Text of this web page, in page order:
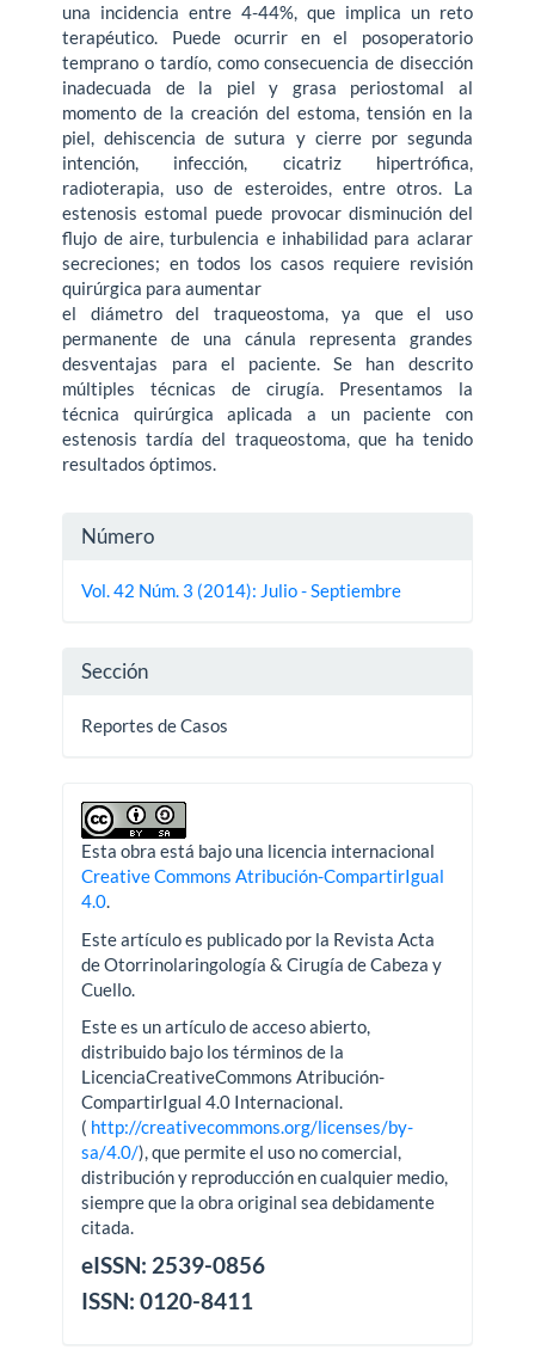
una incidencia entre 4-44%, que implica un reto
terapéutico. Puede ocurrir en el posoperatorio
temprano o tardío, como consecuencia de disección
inadecuada de la piel y grasa periostomal al
momento de la creación del estoma, tensión en la
piel, dehiscencia de sutura y cierre por segunda
intención, infección, cicatriz hipertrófica,
radioterapia, uso de esteroides, entre otros. La
estenosis estomal puede provocar disminución del
flujo de aire, turbulencia e inhabilidad para aclarar
secreciones; en todos los casos requiere revisión
quirúrgica para aumentar
el diámetro del traqueostoma, ya que el uso
permanente de una cánula representa grandes
desventajas para el paciente. Se han descrito
múltiples técnicas de cirugía. Presentamos la
técnica quirúrgica aplicada a un paciente con
estenosis tardía del traqueostoma, que ha tenido
resultados óptimos.
Detalles
del
Número
Vol. 42 Núm. 3 (2014): Julio - Septiembre
Sección
Reportes de Casos
Esta obra está bajo una licencia internacional
Creative Commons Atribución-CompartirIgual
4.0.
Este artículo es publicado por la Revista Acta
de Otorrinolaringología & Cirugía de Cabeza y
Cuello.
Este es un artículo de acceso abierto,
distribuido bajo los términos de la
LicenciaCreativeCommons Atribución-
CompartirIgual 4.0 Internacional.
( http://creativecommons.org/licenses/by-
sa/4.0/), que permite el uso no comercial,
distribución y reproducción en cualquier medio,
siempre que la obra original sea debidamente
citada.
eISSN: 2539-0856
ISSN: 0120-8411